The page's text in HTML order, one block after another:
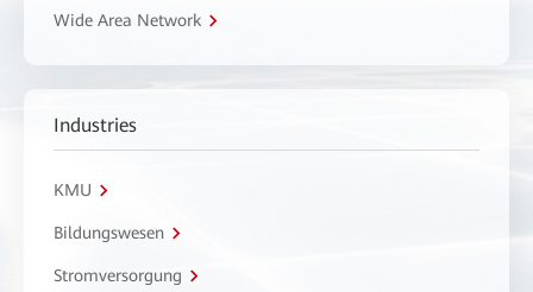
Wide Area Network
Industries
KMU
Bildungswesen
Stromversorgung